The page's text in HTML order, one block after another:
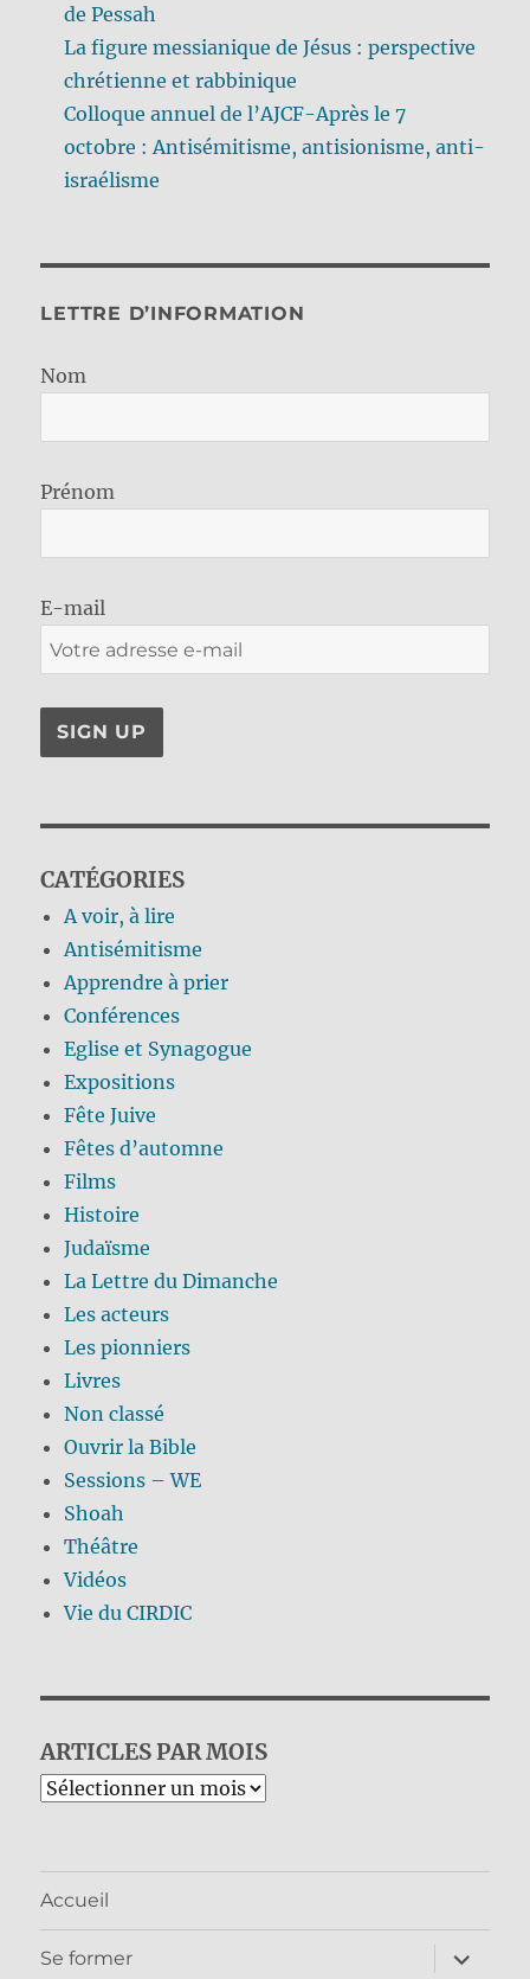
de Pessah
La figure messianique de Jésus : perspective
chrétienne et rabbinique
Colloque annuel de l’AJCF-Après le 7
octobre : Antisémitisme, antisionisme, anti-
israélisme
LETTRE D’INFORMATION
Nom
Prénom
E-mail
CATÉGORIES
A voir, à lire
Antisémitisme
Apprendre à prier
Conférences
Eglise et Synagogue
Expositions
Fête Juive
Fêtes d’automne
Films
Histoire
Judaïsme
La Lettre du Dimanche
Les acteurs
Les pionniers
Livres
Non classé
Ouvrir la Bible
Sessions – WE
Shoah
Théâtre
Vidéos
Vie du CIRDIC
ARTICLES PAR MOIS
Archives
Accueil
Se former
ouvrir
le